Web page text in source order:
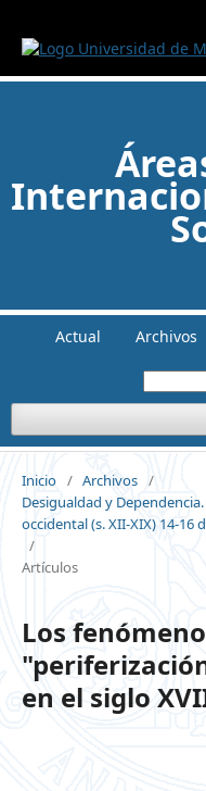
Actual Archivos
Inicio / Archivos /
Desigualdad y
occidental (s. XII-XIX) 14-16
/
Artículos
Los
en el siglo